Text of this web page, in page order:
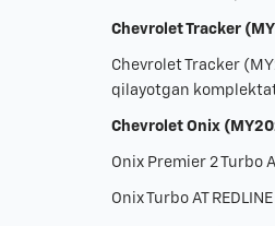
Chevrolet Tracker
Chevrolet Tracker
qilayotgan
Chevrolet Onix
Onix Premier 2 Turbo
Onix Turbo AT